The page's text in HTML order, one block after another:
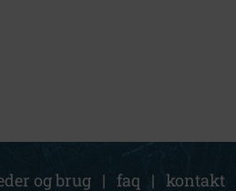
og brug | faq | kontakt